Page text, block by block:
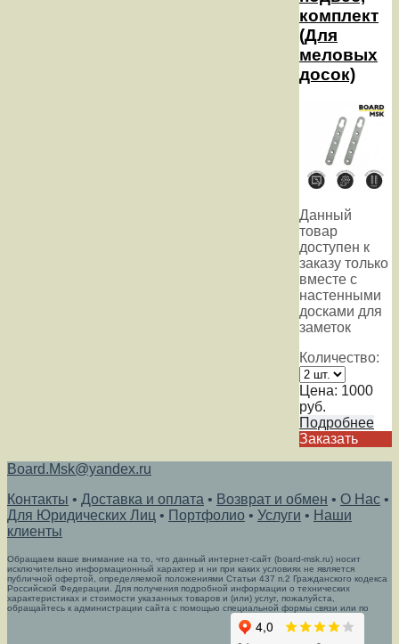
комплект
(Для
меловых
досок)
Данный
товар
доступен к
заказу только
вместе с
настенными
досками для
заметок
Количество:
Цена: 1000
руб.
Подробнее
Заказать
Board.Msk@yandex.ru
Контакты • Доставка и оплата • Возврат и обмен • О Нас •
Для Юридических Лиц • Портфолио • Услуги • Наши
клиенты
Обращаем ваше внимание на то, что данный интернет-сайт (board-msk.ru) носит
исключительно информационный характер и ни при каких условиях не является
публичной офертой, определяемой положениями Статьи 437 п.2 Гражданского кодекса
Российской Федерации. Для получения подробной информации о технических
характеристиках и стоимости указанных товаров и (или) услуг, пожалуйста,
обращайтесь к администрации сайта с помощью специальной формы связи или по